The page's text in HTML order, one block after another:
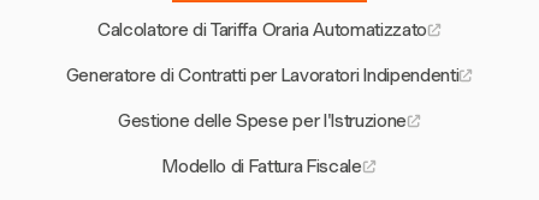
Calcolatore di Tariffa Oraria Automatizzato
Generatore di Contratti per Lavoratori Indipendenti
Gestione delle Spese per l'Istruzione
Modello di Fattura Fiscale